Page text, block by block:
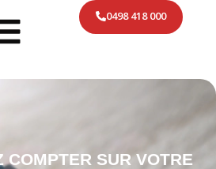
0498 418 000
COMPTER SUR VOTRE